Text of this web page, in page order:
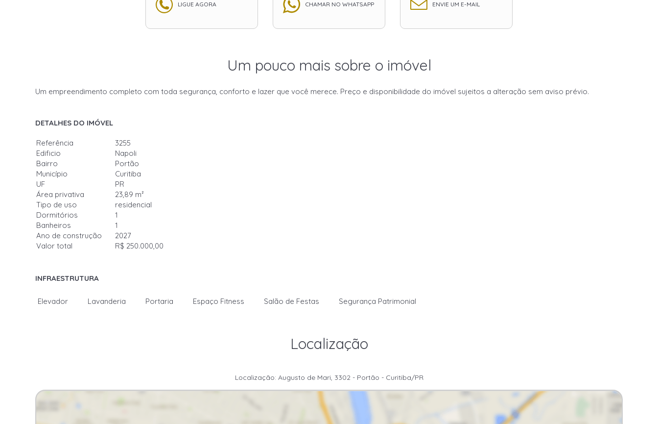
LIGUE AGORA CHAMAR NO WHATSAPP ENVIE UM E-MAIL
Um pouco mais sobre o imóvel
Um empreendimento completo com toda segurança, conforto e lazer que você merece. Preço e disponibilidade do imóvel sujeitos a alteração sem aviso prévio.
DETALHES DO IMÓVEL
Referência
3255
Edificio
Napoli
Bairro
Portão
Município
Curitiba
UF
PR
Área privativa
23,89 m²
Tipo de uso
residencial
Dormitórios
1
Banheiros
1
Ano de construção
2027
Valor total
R$ 250.000,00
INFRAESTRUTURA
Elevador Lavanderia Portaria Espaço Fitness Salão de Festas Segurança Patrimonial
Localização
Localização: Augusto de Mari, 3302 - Portão - Curitiba/PR